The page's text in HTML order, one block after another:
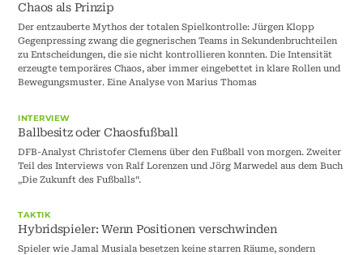
Chaos als Prinzip
Der entzauberte Mythos der totalen Spielkontrolle: Jürgen Klopp
Gegenpressing zwang die gegnerischen Teams in Sekundenbruchteilen
zu Entscheidungen, die sie nicht kontrollieren konnten. Die Intensität
erzeugte temporäres Chaos, aber immer eingebettet in klare Rollen und
Bewegungsmuster. Eine Analyse von Marius Thomas
INTERVIEW
Ballbesitz oder Chaosfußball
DFB-Analyst Christofer Clemens über den Fußball von morgen. Zweiter
Teil des Interviews von Ralf Lorenzen und Jörg Marwedel aus dem Buch
„Die Zukunft des Fußballs“.
TAKTIK
Hybridspieler: Wenn Positionen verschwinden
Spieler wie Jamal Musiala besetzen keine starren Räume, sondern